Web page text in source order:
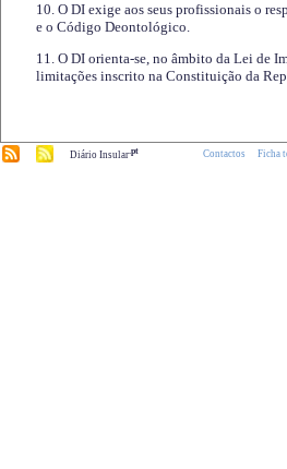
10. O DI exige aos seus profissionais o
e o Código Deontológico.
11. O DI orienta-se, no âmbito da Lei de
limitações inscrito na Constituição da
Diário Insular.pt Contactos Ficha